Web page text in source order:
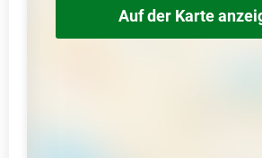
Auf der Karte